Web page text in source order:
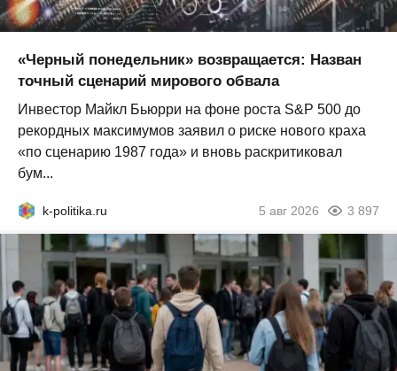
«Черный понедельник» возвращается: Назван
точный сценарий мирового обвала
Инвестор Майкл Бьюрри на фоне роста S&P 500 до
рекордных максимумов заявил о риске нового краха
«по сценарию 1987 года» и вновь раскритиковал
бум...
k-politika.ru 5 авг 2026 3 897